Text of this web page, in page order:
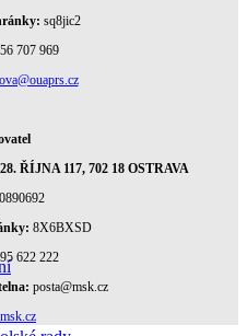
sq8jic2
707 969
ŘÍJNA 117, 702 18 OSTRAVA
8X6BXSD
622 222
posta@msk.cz